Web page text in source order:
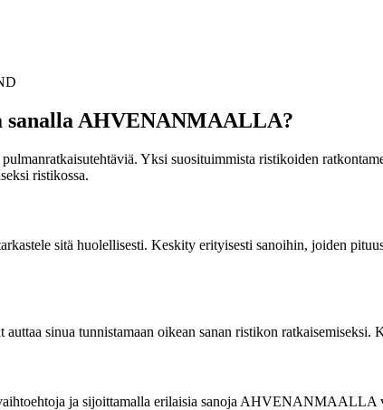
AHVENANMAALLA?
Yksi suosituimmista ristikoiden
ristikossa.
sitä huolellisesti. Keskity erityisesti sanoihin, joiden
sinua tunnistamaan oikean sanan ristikon ratkaisemiseksi.
ja sijoittamalla erilaisia sanoja AHVENANMAALLA